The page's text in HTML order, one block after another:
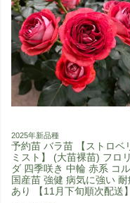
2025年新品種
予約苗 バラ苗 【ストロベ
ミスト】 (大苗裸苗) フロ
ダ 四季咲き 中輪 赤系 コ
国産苗 強健 病気に強い 耐
あり 【11月下旬順次配送】